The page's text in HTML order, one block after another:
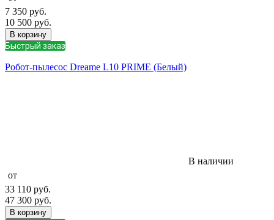
7 350 руб.
10 500 руб.
В корзину
Быстрый заказ
Робот-пылесос Dreame L10 PRIME (Белый)
В наличии
от
33 110 руб.
47 300 руб.
В корзину